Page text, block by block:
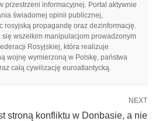
przestrzeni informacyjnej. Portal aktywnie
świadomej opinii publicznej,
rosyjską propagandę oraz dezinformację.
wszelkim manipulacjom prowadzonym
Rosyjskiej, która realizuje
wojnę wymierzoną w Polskę, państwa
całą cywilizację euroatlantycką.
NEXT
stroną konfliktu w Donbasie, a nie